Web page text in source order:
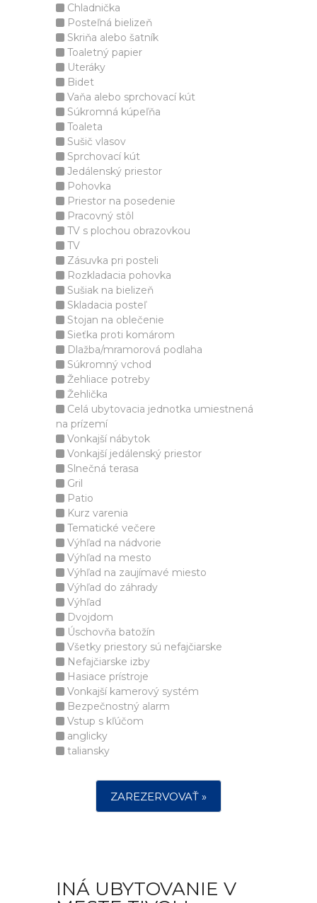
Chladnička
Posteľná bielizeň
Skriňa alebo šatník
Toaletný papier
Uteráky
Bidet
Vaňa alebo sprchovací kút
Súkromná kúpeľňa
Toaleta
Sušič vlasov
Sprchovací kút
Jedálenský priestor
Pohovka
Priestor na posedenie
Pracovný stôl
TV s plochou obrazovkou
TV
Zásuvka pri posteli
Rozkladacia pohovka
Sušiak na bielizeň
Skladacia posteľ
Stojan na oblečenie
Sieťka proti komárom
Dlažba/mramorová podlaha
Súkromný vchod
Žehliace potreby
Žehlička
Celá ubytovacia jednotka umiestnená
na prízemí
Vonkajší nábytok
Vonkajší jedálenský priestor
Slnečná terasa
Gril
Patio
Kurz varenia
Tematické večere
Výhľad na nádvorie
Výhľad na mesto
Výhľad na zaujímavé miesto
Výhľad do záhrady
Výhľad
Dvojdom
Úschovňa batožín
Všetky priestory sú nefajčiarske
Nefajčiarske izby
Hasiace prístroje
Vonkajší kamerový systém
Bezpečnostný alarm
Vstup s kľúčom
anglicky
taliansky
ZAREZERVOVAŤ »
INÁ UBYTOVANIE V